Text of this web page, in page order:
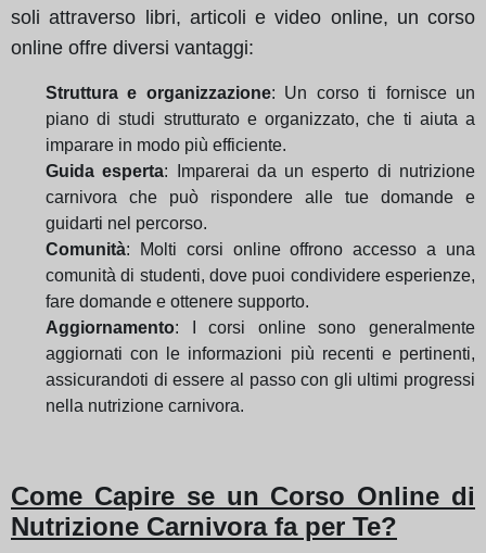
soli attraverso libri, articoli e video online, un corso
online offre diversi vantaggi:
Struttura e organizzazione: Un corso ti fornisce un
piano di studi strutturato e organizzato, che ti aiuta a
imparare in modo più efficiente.
Guida esperta: Imparerai da un esperto di nutrizione
carnivora che può rispondere alle tue domande e
guidarti nel percorso.
Comunità: Molti corsi online offrono accesso a una
comunità di studenti, dove puoi condividere esperienze,
fare domande e ottenere supporto.
Aggiornamento: I corsi online sono generalmente
aggiornati con le informazioni più recenti e pertinenti,
assicurandoti di essere al passo con gli ultimi progressi
nella nutrizione carnivora.
Come Capire se un Corso Online di
Nutrizione Carnivora fa per Te?